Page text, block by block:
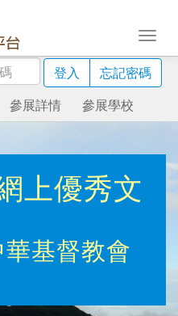
登入
忘記密碼
參展詳情 參展學校
上優秀文
華基督教會